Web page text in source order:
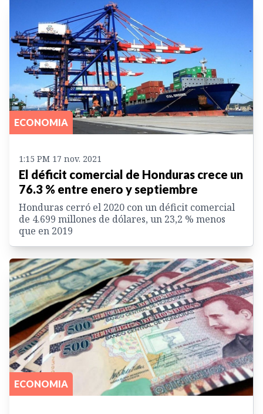
ECONOMIA
1:15 PM 17 nov. 2021
El déficit comercial de Honduras crece un
76.3 % entre enero y septiembre
Honduras cerró el 2020 con un déficit comercial
de 4.699 millones de dólares, un 23,2 % menos
que en 2019
ECONOMIA